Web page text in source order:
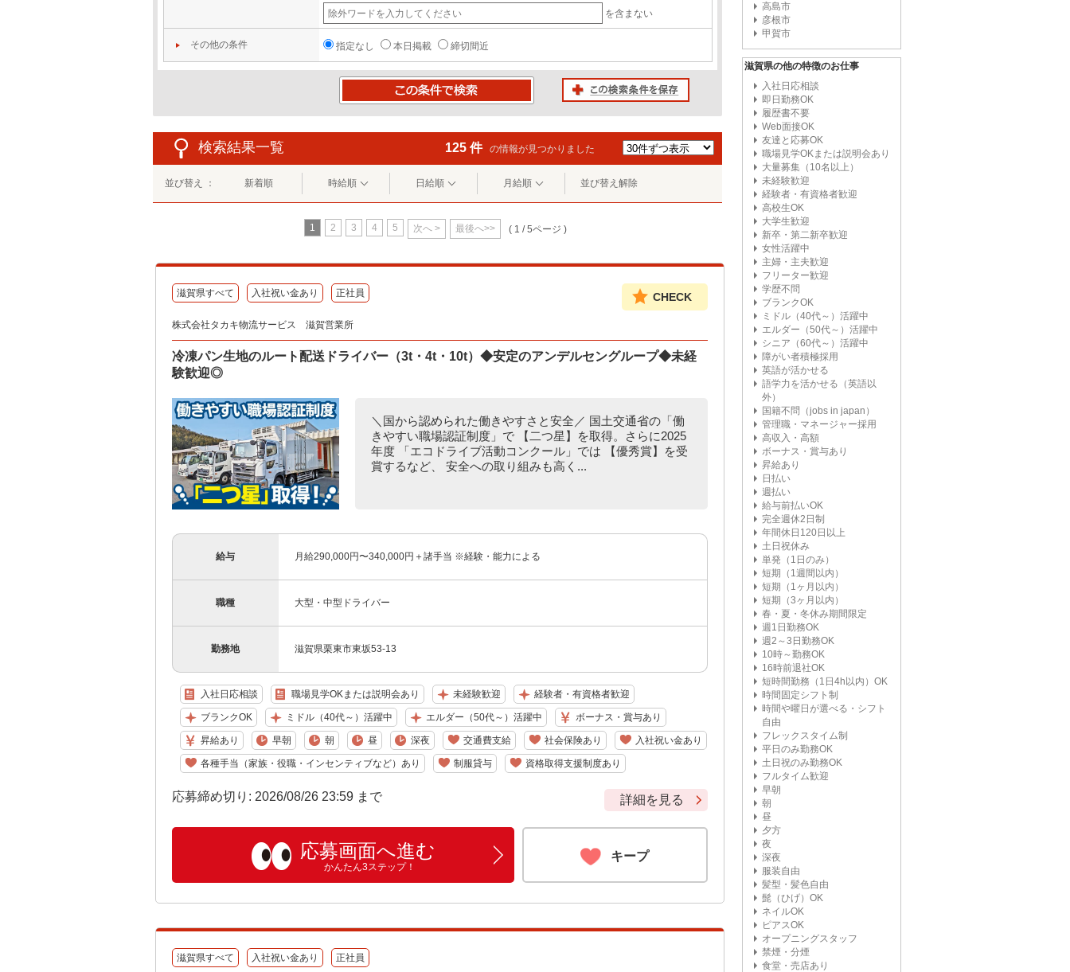
を含まない
その他の条件 指定なし 本日掲載 締切間近
検索結果一覧 125 件 の情報が見つかりました
並び替え ： 新着順 時給順 日給順 月給順 並び替え解除
1 2 3 4 5 次へ > 最後へ>> ( 1 / 5ページ )
滋賀県すべて 入社祝い金あり 正社員 CHECK
株式会社タカキ物流サービス 滋賀営業所
冷凍パン生地のルート配送ドライバー（3t・4t・10t）◆安定のアンデルセングループ◆未経
験歓迎◎
＼国から認められた働きやすさと安全／ 国土交通省の「働
きやすい職場認証制度」で 【二つ星】を取得。さらに2025
年度 「エコドライブ活動コンクール」では 【優秀賞】を受
賞するなど、 安全への取り組みも高く...
給与 月給290,000円〜340,000円＋諸手当 ※経験・能力による
職種 大型・中型ドライバー
勤務地 滋賀県栗東市東坂53-13
入社日応相談 職場見学OKまたは説明会あり 未経験歓迎 経験者・有資格者歓迎
ブランクOK ミドル（40代～）活躍中 エルダー（50代～）活躍中 ボーナス・賞与あり
昇給あり 早朝 朝 昼 深夜 交通費支給 社会保険あり 入社祝い金あり
各種手当（家族・役職・インセンティブなど）あり 制服貸与 資格取得支援制度あり
応募締め切り: 2026/08/26 23:59 まで 詳細を見る
応募画面へ進む
かんたん3ステップ！
キープ
滋賀県すべて 入社祝い金あり 正社員
高島市
彦根市
甲賀市
滋賀県の他の特徴のお仕事
入社日応相談
即日勤務OK
履歴書不要
Web面接OK
友達と応募OK
職場見学OKまたは説明会あり
大量募集（10名以上）
未経験歓迎
経験者・有資格者歓迎
高校生OK
大学生歓迎
新卒・第二新卒歓迎
女性活躍中
主婦・主夫歓迎
フリーター歓迎
学歴不問
ブランクOK
ミドル（40代～）活躍中
エルダー（50代～）活躍中
シニア（60代～）活躍中
障がい者積極採用
英語が活かせる
語学力を活かせる（英語以
外）
国籍不問（jobs in japan）
管理職・マネージャー採用
高収入・高額
ボーナス・賞与あり
昇給あり
日払い
週払い
給与前払いOK
完全週休2日制
年間休日120日以上
土日祝休み
単発（1日のみ）
短期（1週間以内）
短期（1ヶ月以内）
短期（3ヶ月以内）
春・夏・冬休み期間限定
週1日勤務OK
週2～3日勤務OK
10時～勤務OK
16時前退社OK
短時間勤務（1日4h以内）OK
時間固定シフト制
時間や曜日が選べる・シフト
自由
フレックスタイム制
平日のみ勤務OK
土日祝のみ勤務OK
フルタイム歓迎
早朝
朝
昼
夕方
夜
深夜
服装自由
髪型・髪色自由
髭（ひげ）OK
ネイルOK
ピアスOK
オープニングスタッフ
禁煙・分煙
食堂・売店あり